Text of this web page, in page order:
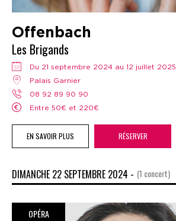
Offenbach
Les Brigands
Du 21 septembre 2024 au 12 juillet 2025
Palais Garnier
08 92 89 90 90
Entre 50€ et 220€
EN SAVOIR PLUS RÉSERVER
DIMANCHE 22 SEPTEMBRE 2024 - (1 concert)
OPÉRA